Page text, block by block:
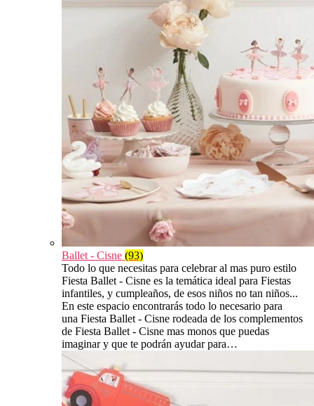
Ballet - Cisne (93)
Todo lo que necesitas para celebrar al mas puro estilo
Fiesta Ballet - Cisne es la temática ideal para Fiestas
infantiles, y cumpleaños, de esos niños no tan niños...
En este espacio encontrarás todo lo necesario para
una Fiesta Ballet - Cisne rodeada de los complementos
de Fiesta Ballet - Cisne mas monos que puedas
imaginar y que te podrán ayudar para…